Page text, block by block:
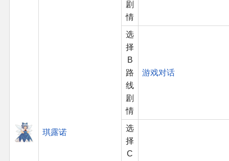
琪露诺
剧
情
选
择
B
路
线
剧
情
游戏对话
选
择
C